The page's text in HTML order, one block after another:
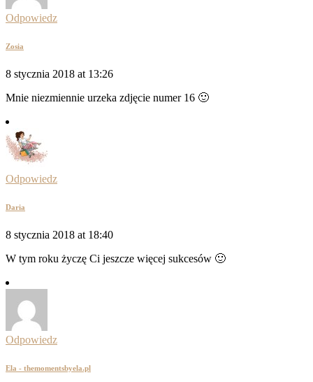
Odpowiedz
Zosia
8 stycznia 2018 at 13:26
Mnie niezmiennie urzeka zdjęcie numer 16 🙂
Odpowiedz
Daria
8 stycznia 2018 at 18:40
W tym roku życzę Ci jeszcze więcej sukcesów 🙂
Odpowiedz
Ela - themomentsbyela.pl